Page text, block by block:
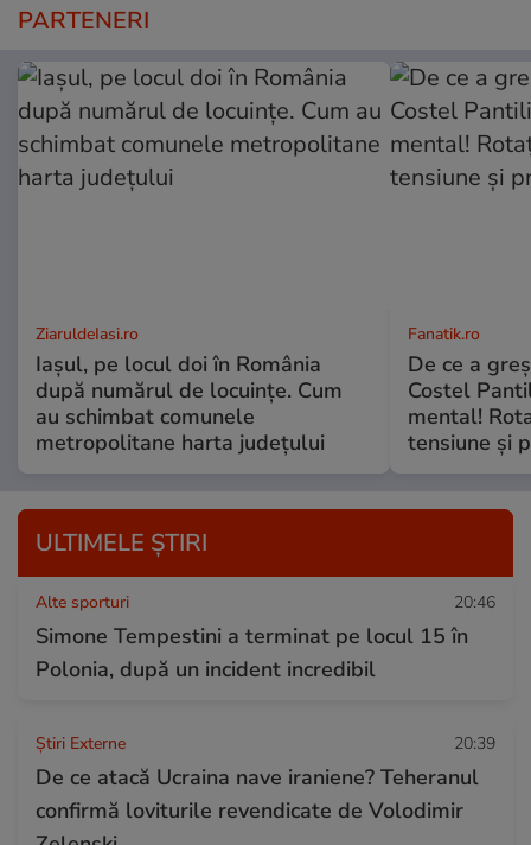
PARTENERI
ZiaruldeIasi.ro
Iașul, pe locul doi în România
după numărul de locuințe. Cum
au schimbat comunele
metropolitane harta județului
Fanatik.ro
De ce a
Costel
mental!
tensiune și
ULTIMELE ȘTIRI
Alte sporturi 20:46
Simone Tempestini a terminat pe locul 15 în
Polonia, după un incident incredibil
Știri Externe 20:39
De ce atacă Ucraina nave iraniene? Teheranul
confirmă loviturile revendicate de Volodimir